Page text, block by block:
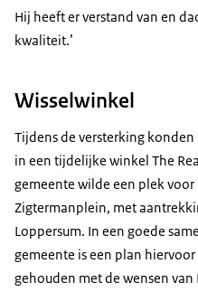
Hij heeft er verstand van en
kwaliteit.’
Wisselwinkel
Tijdens de versterking
in een tijdelijke winkel The
gemeente wilde een plek
Zigtermanplein, met
Loppersum. In een goede
gemeente is een plan
gehouden met de wensen